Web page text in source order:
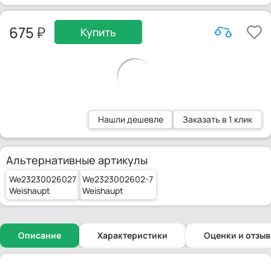
675 Купить
Нашли дешевле Заказать в 1 клик
Альтернативные артикулы
We23230026027
Weishaupt
We2323002602-7
Weishaupt
Описание Характеристики Оценки и